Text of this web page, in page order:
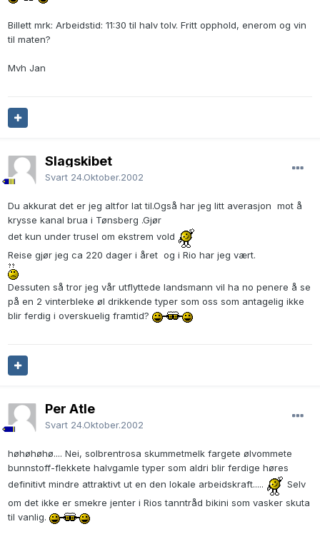
Billett mrk: Arbeidstid: 11:30 til halv tolv. Fritt opphold, enerom og vin
til maten?
Mvh Jan
Slagskibet
Svart 24.Oktober.2002
Du akkurat det er jeg altfor lat til.Også har jeg litt averasjon mot å
krysse kanal brua i Tønsberg .Gjør
det kun under trusel om ekstrem vold
Reise gjør jeg ca 220 dager i året og i Rio har jeg vært.
Dessuten så tror jeg vår utflyttede landsmann vil ha no penere å se
på en 2 vinterbleke øl drikkende typer som oss som antagelig ikke
blir ferdig i overskuelig framtid?
Per Atle
Svart 24.Oktober.2002
høhøhøhø.... Nei, solbrentrosa skummetmelk fargete ølvommete
bunnstoff-flekkete halvgamle typer som aldri blir ferdige høres
definitivt mindre attraktivt ut en den lokale arbeidskraft.....
Selv
om det ikke er smekre jenter i Rios tanntråd bikini som vasker skuta
til vanlig.